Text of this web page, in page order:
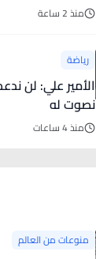
منذ 2 ساعة
رياضة
الأمير علي: لن
نصوت له
منذ 4 ساعات
منوعات من العالم